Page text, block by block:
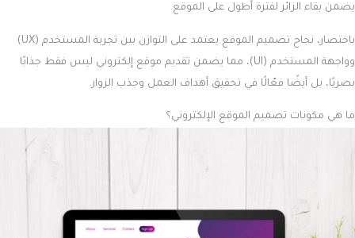
يضمن بقاء الزائر لفترة أطول على الموقع.
باختصار، نجاح تصميم الموقع يعتمد على التوازن بين تجربة المستخدم (UX)
وواجهة المستخدم (UI)، مما يضمن تقديم موقع إلكتروني ليس فقط جذابًا
بصريًا، بل أيضًا فعّالًا في تحقيق أهداف العمل وجذب الزوار.
ما هي مكونات تصميم الموقع الإلكتروني؟